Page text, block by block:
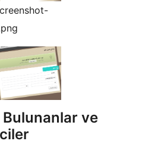
Bulunanlar ve